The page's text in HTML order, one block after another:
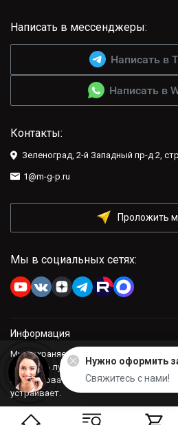
Написать в мессенджеры:
Написать в
Написать в
Контакты:
Зеленоград, 2-й Западный пр-д 2,
1@m-g-p.ru
Проложить
Мы в социальных сетях:
Информация
Компания
Политика персональных данных
Мы сохраняем файлы cookie: это
работать лучше. Если Вы продолжите
использовать сайт, мы будем считать,
устраивает.
Нужно оформить
Свяжитесь с нами!